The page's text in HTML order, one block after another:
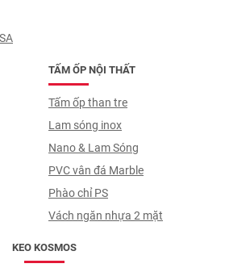
TẤM ỐP NỘI THẤT
Tấm ốp than tre
Lam sóng inox
Nano & Lam Sóng
PVC vân đá Marble
Phào chỉ PS
Vách ngăn nhựa 2 mặt
KEO KOSMOS